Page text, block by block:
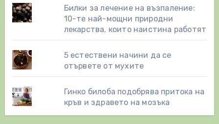
Билки за лечение на възпаление:
10-те най-мощни природни
лекарства, които наистина работят
5 естествени начини да се
отървете от мухите
Гинко билоба подобрява притока на
кръв и здравето на мозъка